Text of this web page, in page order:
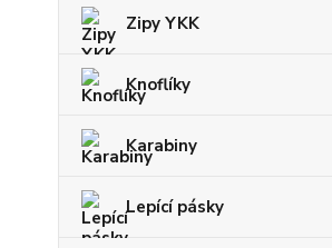
Zipy YKK
Knoflíky
Karabiny
Lepící pásky